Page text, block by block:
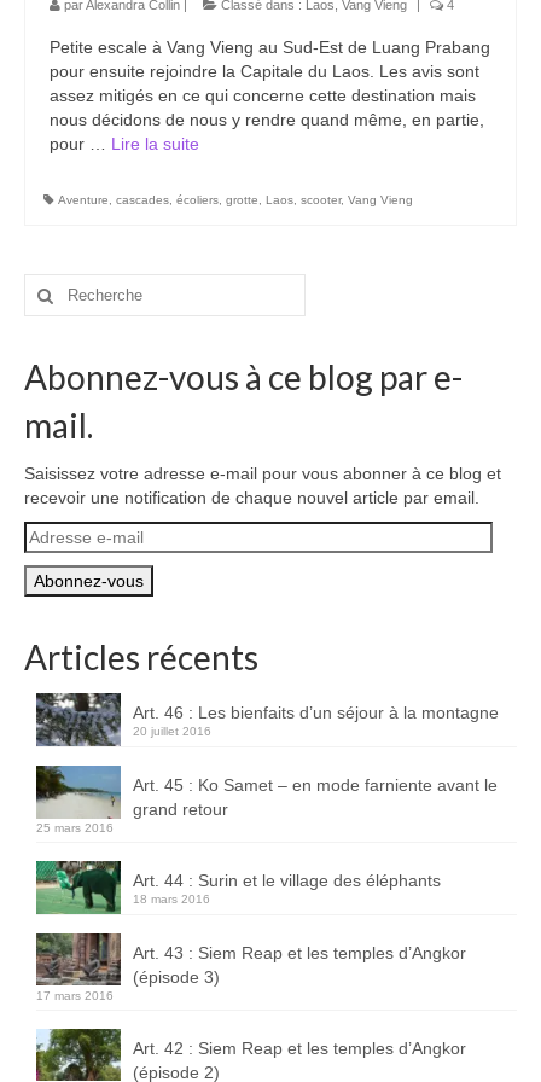
Carte du Cambodge
Cambodge – Infos
Toutes à l’école
Carte de la France
Notre région, la Normandie
Blog
Boucles d’articles
Archives des articles
Nuage d’étiquettes
Flux RSS : Les articles
Flux Rss : Les commentaires
Images à la Une
Menu
parAlexandra Collin | Classé dans : Laos Vang Vieng | 4
Petite escale à Vang Vieng au Sud-Est de Luang Prabang
pour ensuite rejoindre la Capitale du Laos. Les avis sont
assez mitigés en ce qui concerne cette destination mais
nous décidons de nous y rendre quand même, en partie,
pour … Lire la suite­­
Aventure cascades écoliers grotte Laos scooter, Vang Vieng
Rechercher
Abonnez-vous à ce blog par e-
mail.
Saisissez votre adresse e-mail pour vous abonner à ce blog et
recevoir une notification de chaque nouvel article par email.
Adresse
e-
mail
Articles récents
Art. 46 : Les bienfaits d’un séjour à la montagne
20 juillet 2016
Art. 45 : Ko Samet – en mode farniente avant le
grand retour
25 mars 2016
Art. 44 : Surin et le village des éléphants
18 mars 2016
Art. 43 : Siem Reap et les temples d’Angkor
(épisode 3)
17 mars 2016
Art. 42 : Siem Reap et les temples d’Angkor
(épisode 2)